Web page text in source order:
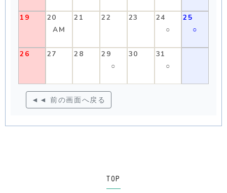
19
20
AM
21 22 23
24
○
25
○
26 27 28
29
○
30
31
○
◄◄ 前の画面へ戻る
TOP